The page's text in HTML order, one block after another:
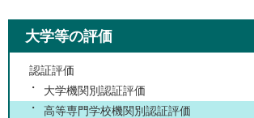
大学等の評価
認証評価
大学機関別認証評価
高等専門学校機関別認証評価